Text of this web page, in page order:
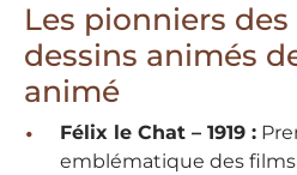
Les pionniers
dessins animés
animé
Félix le Chat – 1919 :
emblématique des films